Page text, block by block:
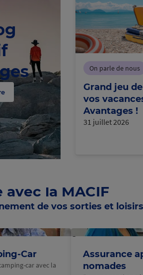
On parle de nous
Grand jeu
vos
Avantages !
31 juillet 2026
avec la MACIF
de vos sorties et
Car
car avec la
Assurance
nomades
@Macif